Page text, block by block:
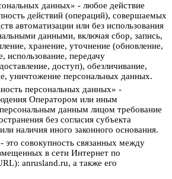
данных» - любое действие
действий (операций), совершаемых
автоматизации или без использования
данными, включая сбор, запись,
хранение, уточнение (обновление,
использование, передачу
доступ), обезличивание,
уничтожение персональных данных.
персональных данных» -
Оператором или иным
данным лицом требование
без согласия субъекта
наличия иного законного основания.
это совокупность связанных между
в сети Интернет по
anrusland.ru, а также его